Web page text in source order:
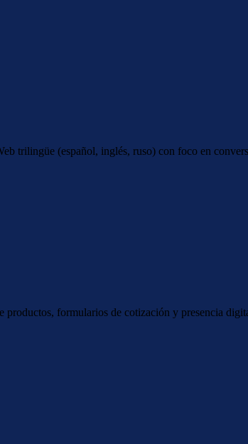
trilingüe (español, inglés, ruso) con foco en
productos, formularios de cotización y presencia